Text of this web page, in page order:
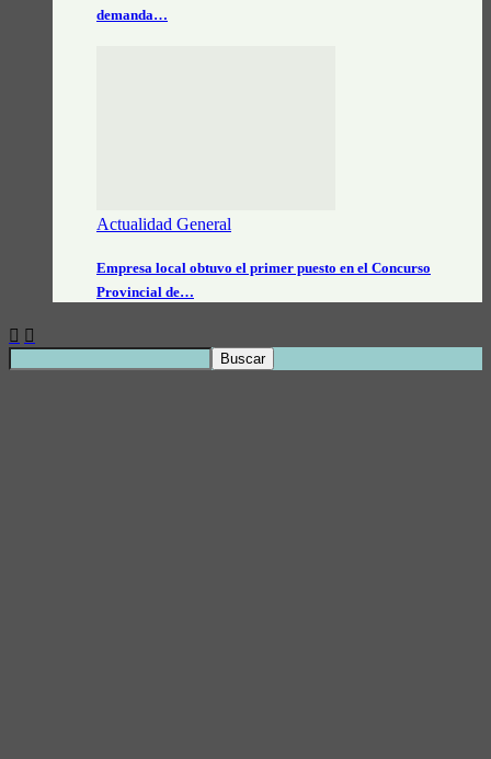
demanda…
Actualidad General
Empresa local obtuvo el primer puesto en el Concurso
Provincial de…